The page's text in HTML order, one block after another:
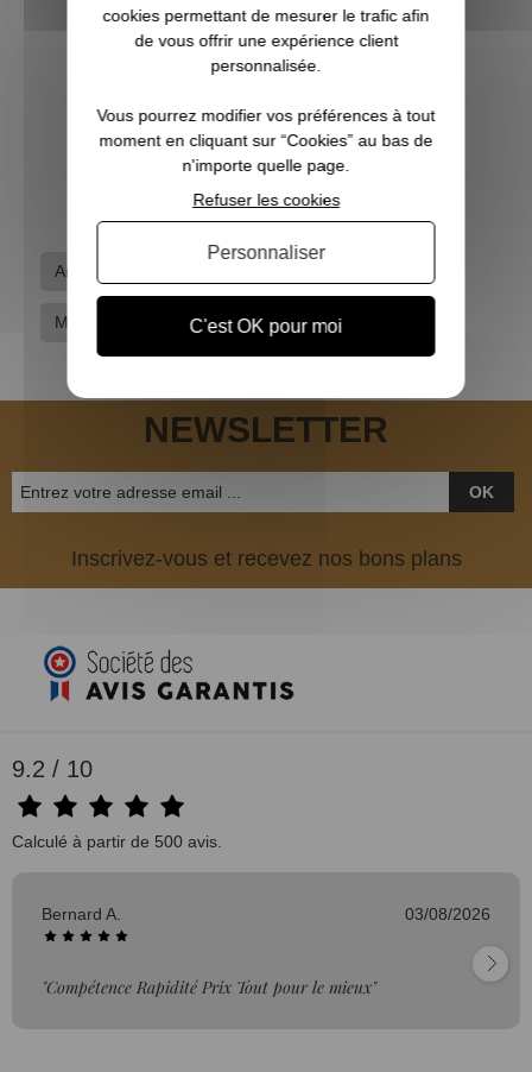
11,90 €
Armoires - Sécurité
Marques Percussion
NEWSLETTER
OK
Inscrivez-vous et recevez nos bons plans
9.2 / 10
Calculé à partir de 500 avis.
Bernard A. 03/08/2026
"Compétence Rapidité Prix Tout pour le mieux"
cookies permettant de mesurer le trafic afin
de vous offrir une expérience client
personnalisée.
Vous pourrez modifier vos préférences à tout
moment en cliquant sur “Cookies” au bas de
n'importe quelle page.
C'est OK pour moi
Refuser les cookies
Personnaliser